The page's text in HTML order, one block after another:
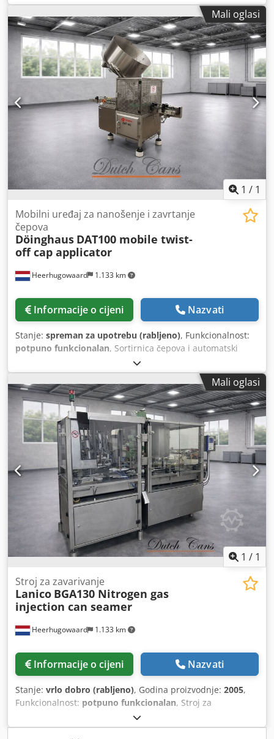
Mali oglasi
1 / 1
Heerhugowaard 1.133 km
Mobilni uređaj za nanošenje i zavrtanje
čepova
Döinghaus DAT100 mobile twist-
off cap applicator
Informacije o cijeni Nazvati
Stanje: spreman za upotrebu (rabljeno), Funkcionalnost:
potpuno funkcionalan, Sortirnica čepova i automatski
aplikator za čepove boca, poklopce staklenki itd. Codpfx
Aiezgfdxsforf
Mali oglasi
1 / 1
Heerhugowaard 1.133 km
Stroj za zavarivanje
Lanico BGA130 Nitrogen gas
injection can seamer
Informacije o cijeni Nazvati
Stanje: vrlo dobro (rabljeno), Godina proizvodnje: 2005,
Funkcionalnost: potpuno funkcionalan, Stroj za
ubrizgavanje plina i zatvaranje za ispiranje okruglih
limenki dušikovim plinom za prašak i kavu. Tehničke